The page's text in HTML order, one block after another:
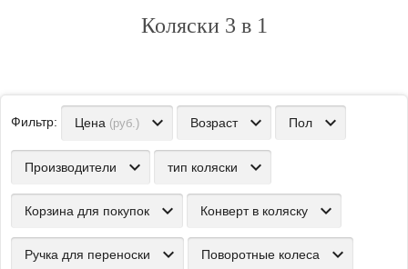
Коляски 3 в 1
Цена (руб.) Возраст Пол
Производители тип коляски
Корзина для покупок Конверт в коляску
Ручка для переноски Поворотные колеса